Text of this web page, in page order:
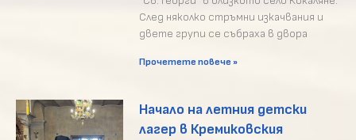
След няколко стръмни изкачвания и
двете групи се събраха в двора
Прочетете повече »
Начало на летния детски
лагер в Кремиковския